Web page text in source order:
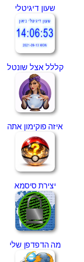
שעון דיגיטלי
קללל אצל שונטל
איזה פוקימון אתה
יצירת סיסמא
מה הדפדפן שלי